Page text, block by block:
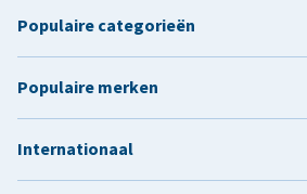
Populaire categorieën
Populaire merken
Internationaal